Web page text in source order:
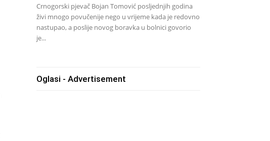
Crnogorski pjevač Bojan Tomović posljednjih godina
živi mnogo povučenije nego u vrijeme kada je redovno
nastupao, a poslije novog boravka u bolnici govorio
je...
Oglasi - Advertisement